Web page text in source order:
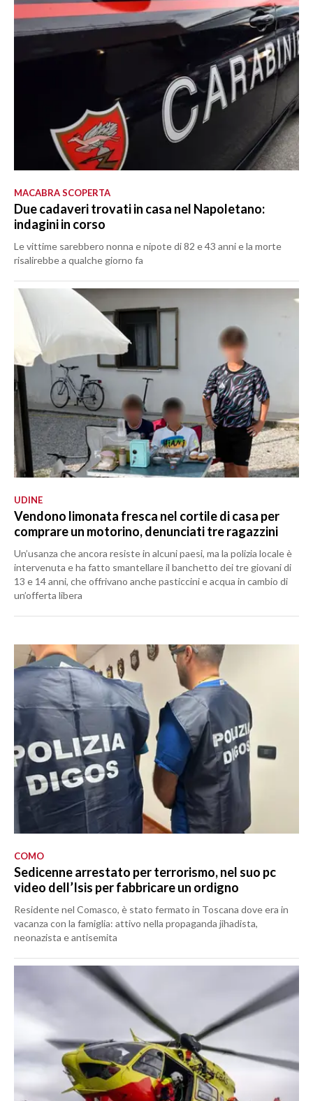
MACABRA SCOPERTA
Due cadaveri trovati in casa nel Napoletano:
indagini in corso
Le vittime sarebbero nonna e nipote di 82 e 43 anni e la morte
risalirebbe a qualche giorno fa
UDINE
Vendono limonata fresca nel cortile di casa per
comprare un motorino, denunciati tre ragazzini
Un’usanza che ancora resiste in alcuni paesi, ma la polizia locale è
intervenuta e ha fatto smantellare il banchetto dei tre giovani di
13 e 14 anni, che offrivano anche pasticcini e acqua in cambio di
un’offerta libera
COMO
Sedicenne arrestato per terrorismo, nel suo pc
video dell’Isis per fabbricare un ordigno
Residente nel Comasco, è stato fermato in Toscana dove era in
vacanza con la famiglia: attivo nella propaganda jihadista,
neonazista e antisemita